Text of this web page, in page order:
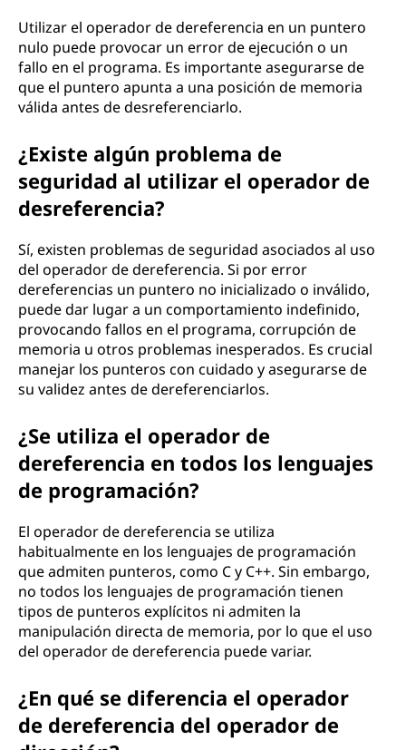
Utilizar el operador de dereferencia en un puntero
nulo puede provocar un error de ejecución o un
fallo en el programa. Es importante asegurarse de
que el puntero apunta a una posición de memoria
válida antes de desreferenciarlo.
¿Existe algún problema de
seguridad al utilizar el operador de
desreferencia?
Sí, existen problemas de seguridad asociados al uso
del operador de dereferencia. Si por error
dereferencias un puntero no inicializado o inválido,
puede dar lugar a un comportamiento indefinido,
provocando fallos en el programa, corrupción de
memoria u otros problemas inesperados. Es crucial
manejar los punteros con cuidado y asegurarse de
su validez antes de dereferenciarlos.
¿Se utiliza el operador de
dereferencia en todos los lenguajes
de programación?
El operador de dereferencia se utiliza
habitualmente en los lenguajes de programación
que admiten punteros, como C y C++. Sin embargo,
no todos los lenguajes de programación tienen
tipos de punteros explícitos ni admiten la
manipulación directa de memoria, por lo que el uso
del operador de dereferencia puede variar.
¿En qué se diferencia el operador
de dereferencia del operador de